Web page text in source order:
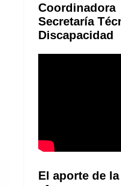
Coordinadora
Secretaría
Discapacidad
El aporte de